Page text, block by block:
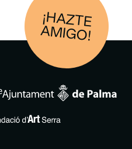
¡HAZTE
AM
IGO!